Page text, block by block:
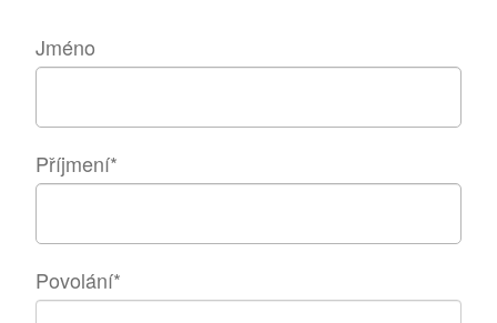
Jméno
Příjmení*
Povolání*